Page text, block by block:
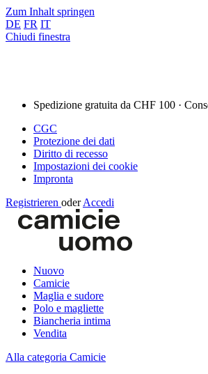
Zum Inhalt springen
DE FR IT
Chiudi finestra
Spedizione gratuita da CHF 100 ·
CGC
Protezione dei dati
Diritto di recesso
Impostazioni dei cookie
Impronta
Registrieren oder Accedi
Nuovo
Camicie
Maglia e sudore
Polo e magliette
Biancheria intima
Vendita
Alla categoria Camicie